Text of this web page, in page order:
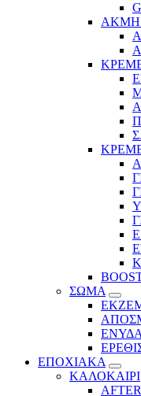
ΑΚΜΗ
ΣΩΜΑ
ΕΠΟΧΙΑΚΑ
ΚΑΛΟΚΑΙΡΙ